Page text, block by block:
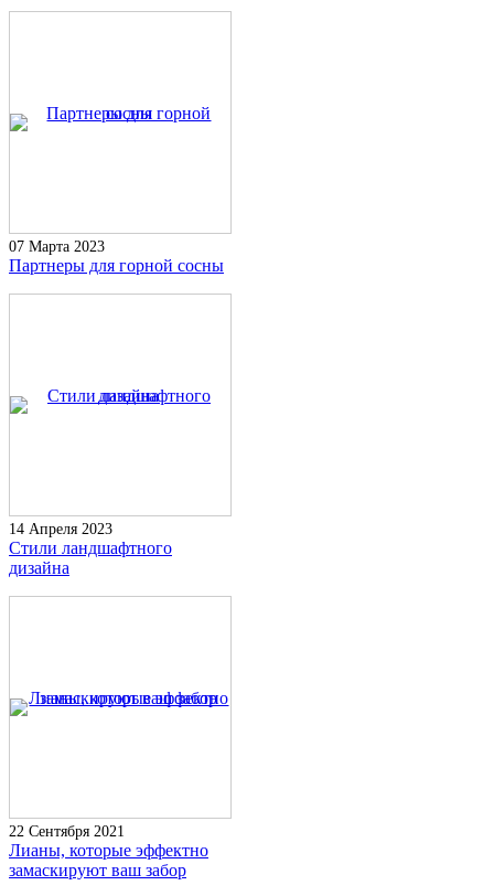
07 Марта 2023
Партнеры для горной сосны
14 Апреля 2023
Стили ландшафтного
дизайна
22 Сентября 2021
Лианы, которые эффектно
замаскируют ваш забор